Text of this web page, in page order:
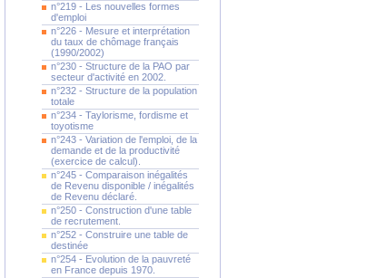
n°219 - Les nouvelles formes
d'emploi
n°226 - Mesure et interprétation
du taux de chômage français
(1990/2002)
n°230 - Structure de la PAO par
secteur d'activité en 2002.
n°232 - Structure de la population
totale
n°234 - Taylorisme, fordisme et
toyotisme
n°243 - Variation de l'emploi, de la
demande et de la productivité
(exercice de calcul).
n°245 - Comparaison inégalités
de Revenu disponible / inégalités
de Revenu déclaré.
n°250 - Construction d'une table
de recrutement.
n°252 - Construire une table de
destinée
n°254 - Evolution de la pauvreté
en France depuis 1970.